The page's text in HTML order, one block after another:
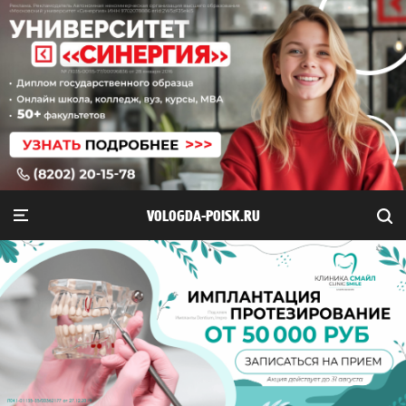
VOLOGDA-POISK.RU